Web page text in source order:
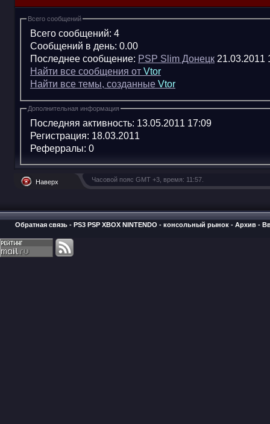
Всего сообщений
Всего сообщений: 4
Сообщений в день: 0.00
Последнее сообщение: PSP Slim Донецк 21.03.2011
Найти все сообщения от Vtor
Найти все темы, созданные Vtor
Дополнительная информация
Последняя активность: 13.05.2011 17:09
Регистрация: 18.03.2011
Реферралы: 0
Наверх Часовой пояс GMT +3, время: 11:57
Обратная связь - PS3 PSP XBOX NINTENDO - консольный рынок - Архив -